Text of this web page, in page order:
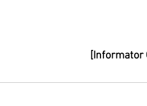
[Informator